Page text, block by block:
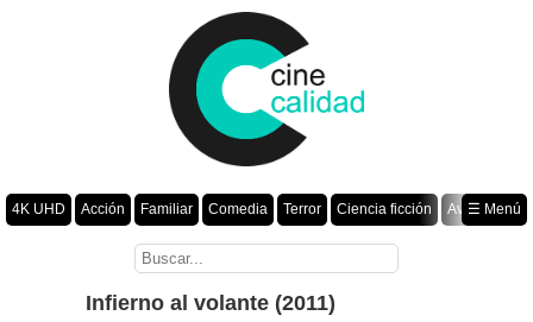
4K UHD Acción Familiar Comedia Terror Ciencia ficción
Aventura
Romance Fantasía Drama Animación Crimen
☰ Menú
Infierno al volante (2011)